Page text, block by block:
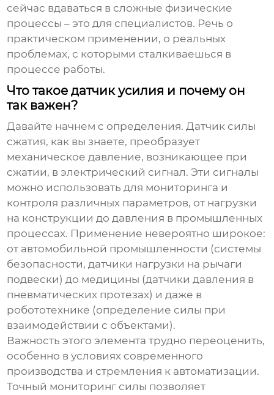
сейчас вдаваться в сложные физические
процессы – это для специалистов. Речь о
практическом применении, о реальных
проблемах, с которыми сталкиваешься в
процессе работы.
Что такое датчик усилия и почему он
так важен?
Давайте начнем с определения.Датчик силы
сжатия, как вы знаете, преобразует
механическое давление, возникающее при
сжатии, в электрический сигнал. Эти сигналы
можно использовать для мониторинга и
контроля различных параметров, от нагрузки
на конструкции до давления в промышленных
процессах. Применение невероятно широкое:
от автомобильной промышленности (системы
безопасности, датчики нагрузки на рычаги
подвески) до медицины (датчики давления в
пневматических протезах) и даже в
робототехнике (определение силы при
взаимодействии с объектами).
Важность этого элемента трудно переоценить,
особенно в условиях современного
производства и стремления к автоматизации.
Точный мониторинг силы позволяет